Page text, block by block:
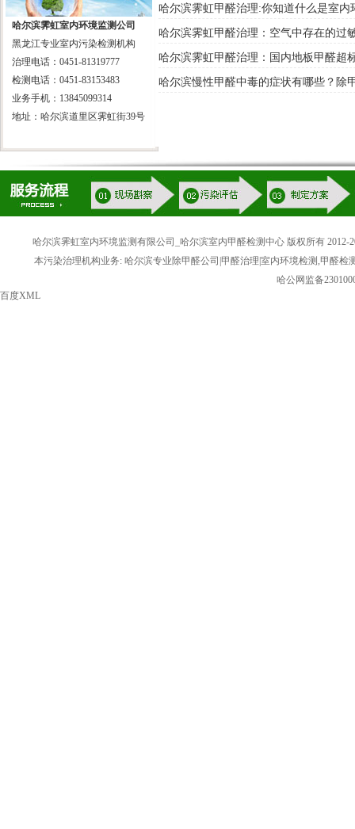
哈尔滨霁虹室内环境监测公司
黑龙江专业室内污染检测机构
治理电话：0451-81319777
检测电话：0451-83153483
业务手机：13845099314
地址：哈尔滨道里区霁虹街39号
哈尔滨霁虹甲醛治理:你知道什么是室
哈尔滨霁虹甲醛治理：空气中存在的过
哈尔滨霁虹甲醛治理：国内地板甲醛超
哈尔滨慢性甲醛中毒的症状有哪些？除
哈尔滨霁虹室内环境监测有限公司_哈尔滨室内甲醛检测中心 版权所有 2012-
本污染治理机构业务: 哈尔滨专业除甲醛公司|甲醛治理|室内环境检测,甲醛
哈公网监备
百度XML